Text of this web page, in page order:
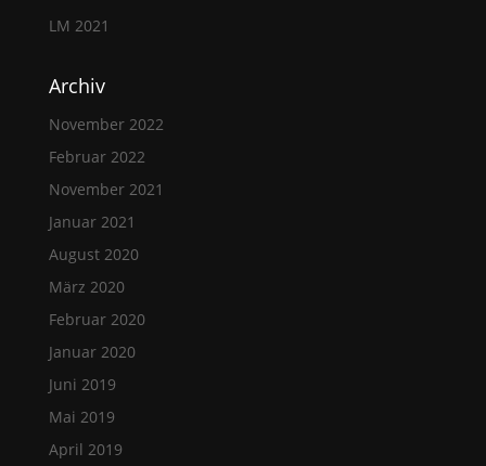
LM 2021
Archiv
November 2022
Februar 2022
November 2021
Januar 2021
August 2020
März 2020
Februar 2020
Januar 2020
Juni 2019
Mai 2019
April 2019